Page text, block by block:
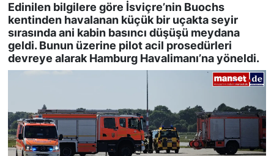
Edinilen bilgilere göre İsviçre’nin Buochs
kentinden havalanan küçük bir uçakta seyir
sırasında ani kabin basıncı düşüşü meydana
geldi. Bunun üzerine pilot acil prosedürleri
devreye alarak Hamburg Havalimanı’na yöneldi.